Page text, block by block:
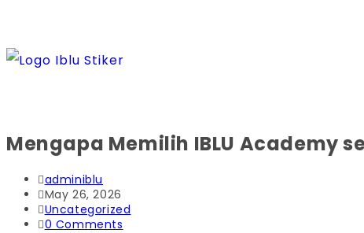
Mengapa Memilih IBLU Academy
adminiblu
May 26, 2026
Uncategorized
0 Comments